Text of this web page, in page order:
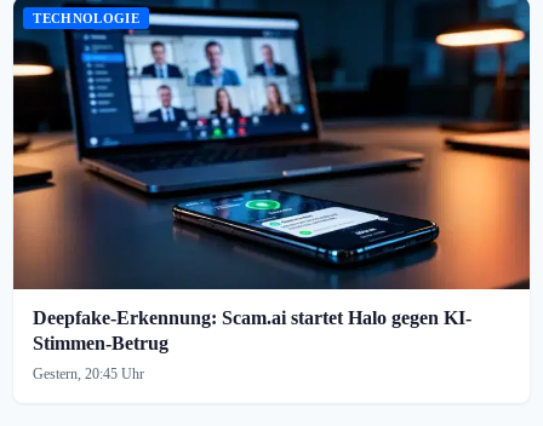
TECHNOLOGIE
Deepfake-Erkennung: Scam.ai startet Halo gegen KI-
Stimmen-Betrug
Gestern, 20:45 Uhr